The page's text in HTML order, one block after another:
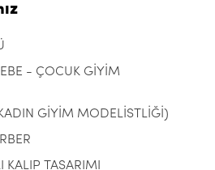
- ÇOCUK GİYİM
GİYİM MODELİSTLİĞİ)
KALIP TASARIMI